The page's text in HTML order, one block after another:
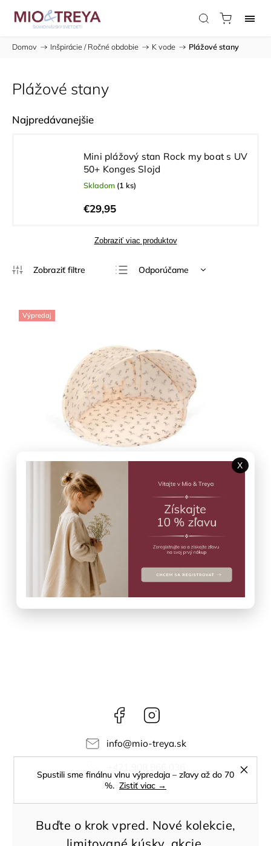
Spustili sme finálnu vlnu výpredaja – zľavy až do 70
%. Zistiť viac →
Domov / Inšpirácie / Ročné obdobie / K vode / Plážové stany
Plážové stany
Najpredávanejšie
Mini plážový stan Rock my boat s UV
50+ Konges Slojd
Skladom (1 ks)
€29,95
Zobraziť viac produktov
Odporúčame
Výpredaj
Mini plážový stan Rock my boat s UV 50+
Konges Slojd
(1 ks)
€59,90
–50 %
€29,95
DO KOŠÍKA
Facebook
info@mio-treya.sk
X